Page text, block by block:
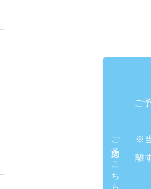
ご予約はこちら
ご
※
離